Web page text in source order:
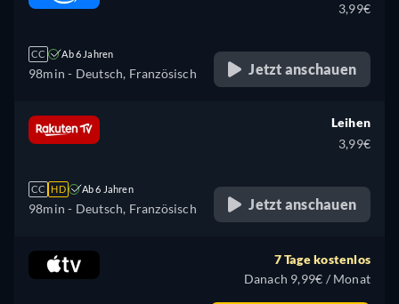
CC Ab 6 Jahren
98min - Deutsch, Französisch
3,99€
Jetzt anschauen
CC HD Ab 6 Jahren
98min - Deutsch, Französisch
Leihen
3,99€
Jetzt anschauen
7 Tage kostenlos
Danach 9,99€ / Monat